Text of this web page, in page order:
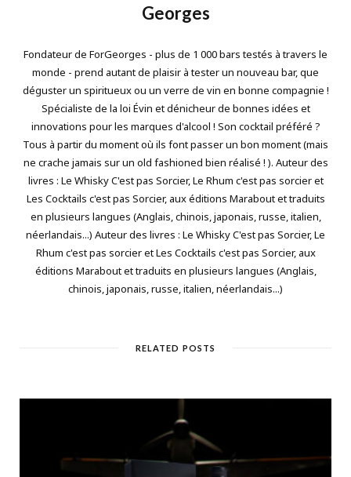
Georges
Fondateur de ForGeorges - plus de 1 000 bars testés à travers le
monde - prend autant de plaisir à tester un nouveau bar, que
déguster un spiritueux ou un verre de vin en bonne compagnie !
Spécialiste de la loi Évin et dénicheur de bonnes idées et
innovations pour les marques d'alcool ! Son cocktail préféré ?
Tous à partir du moment où ils font passer un bon moment (mais
ne crache jamais sur un old fashioned bien réalisé ! ). Auteur des
livres : Le Whisky C'est pas Sorcier, Le Rhum c'est pas sorcier et
Les Cocktails c'est pas Sorcier, aux éditions Marabout et traduits
en plusieurs langues (Anglais, chinois, japonais, russe, italien,
néerlandais...) Auteur des livres : Le Whisky C'est pas Sorcier, Le
Rhum c'est pas sorcier et Les Cocktails c'est pas Sorcier, aux
éditions Marabout et traduits en plusieurs langues (Anglais,
chinois, japonais, russe, italien, néerlandais...)
RELATED POSTS